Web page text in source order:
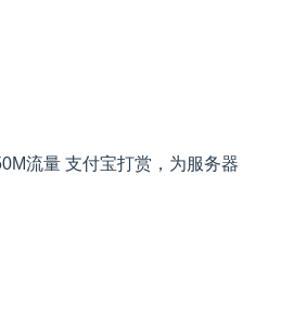
支付宝打赏，为服务器